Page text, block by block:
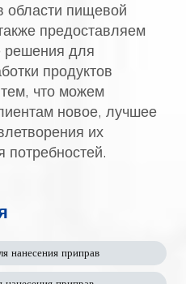
области пищевой
предоставляем
решения для
продуктов
что можем
новое, лучшее
их
нанесения приправ